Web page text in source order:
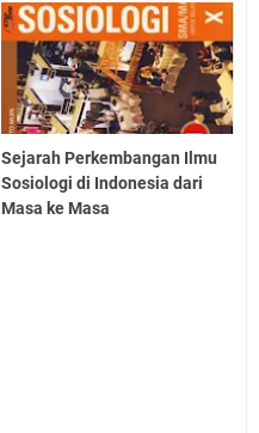
Sejarah Perkembangan Ilmu
Sosiologi di Indonesia dari
Masa ke Masa